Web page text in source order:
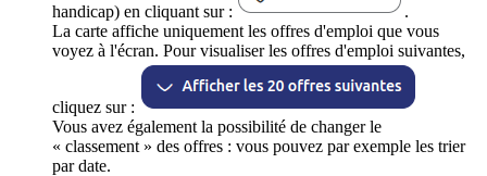
handicap) en cliquant sur :
.
La carte affiche uniquement les offres d'emploi que vous
voyez à l'écran. Pour visualiser les offres d'emploi suivantes,
cliquez sur :
Vous avez également la possibilité de changer le
« classement » des offres : vous pouvez par exemple les trier
par date.